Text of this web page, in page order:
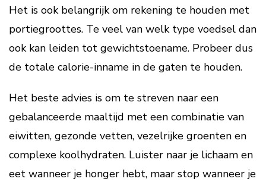
Het is ook belangrijk om rekening te houden met
portiegroottes. Te veel van welk type voedsel dan
ook kan leiden tot gewichtstoename. Probeer dus
de totale calorie-inname in de gaten te houden.
Het beste advies is om te streven naar een
gebalanceerde maaltijd met een combinatie van
eiwitten, gezonde vetten, vezelrijke groenten en
complexe koolhydraten. Luister naar je lichaam en
eet wanneer je honger hebt, maar stop wanneer je